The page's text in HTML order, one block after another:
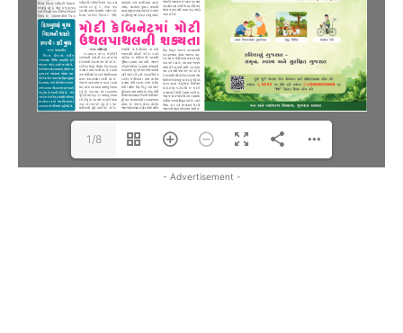
1/8
- Advertisement -